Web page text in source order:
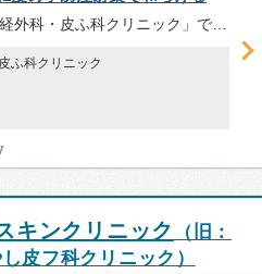
ふ科クリニック
キンクリニック
（旧：
皮フ科クリニック）